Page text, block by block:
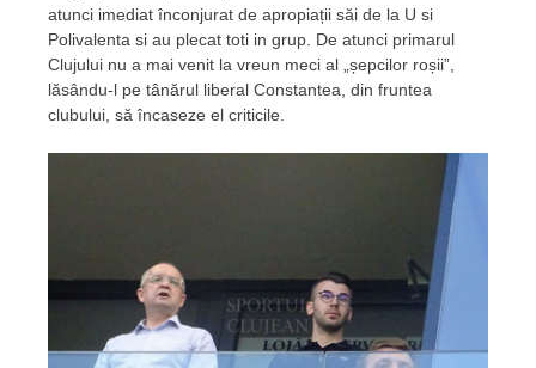
atunci imediat înconjurat de apropiații săi de la U si
Polivalenta si au plecat toti in grup. De atunci primarul
Clujului nu a mai venit la vreun meci al „șepcilor roșii”,
lăsându-l pe tânărul liberal Constantea, din fruntea
clubului, să încaseze el criticile.